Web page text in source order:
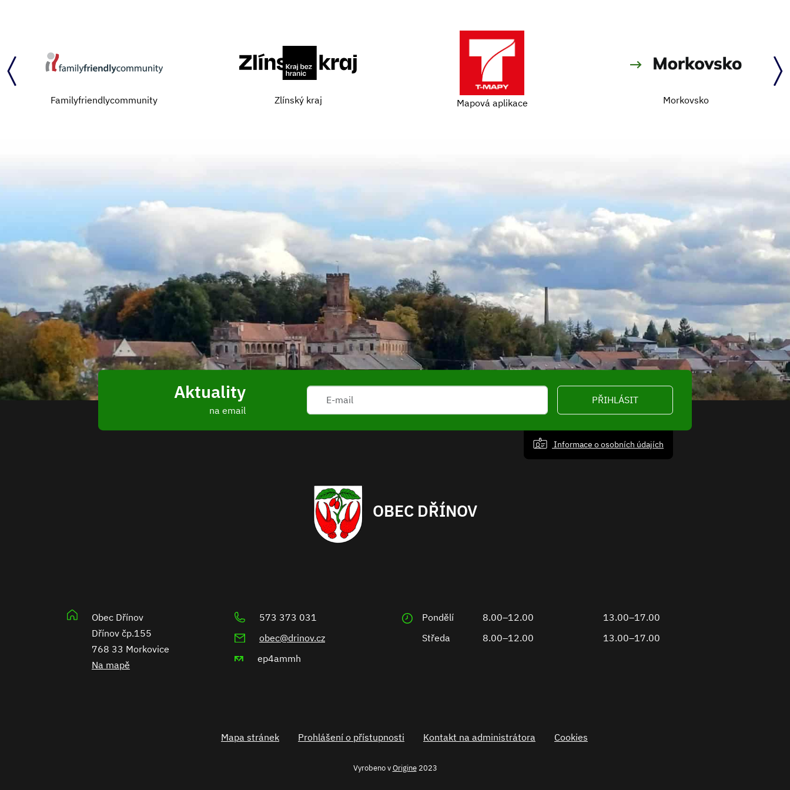
Familyfriendlycommunity Zlínský kraj Mapová aplikace Morkovsko
Aktuality
na email
PŘIHLÁSIT
Informace o osobních údajích
OBEC DŘÍNOV
Obec Dřínov
Dřínov čp.155
768 33 Morkovice
Na mapě
573 373 031
obec@drinov.cz
ep4ammh
Pondělí 8.00–12.00
13.00–17.00
Středa
8.00–12.00 13.00–17.00
Mapa stránek Prohlášení o přístupnosti Kontakt na administrátora Cookies
Vyrobeno vOrigine2023